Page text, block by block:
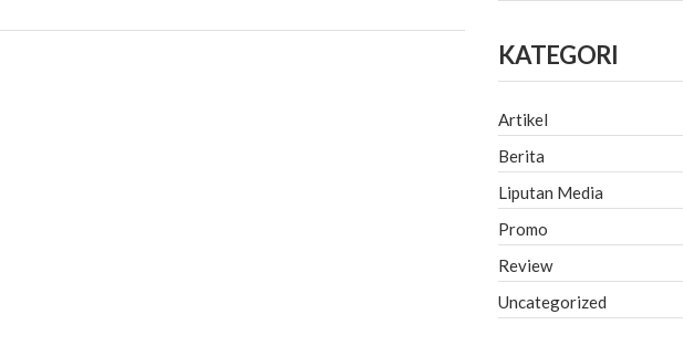
KATEGORI
Artikel
Berita
Liputan Media
Promo
Review
Uncategorized